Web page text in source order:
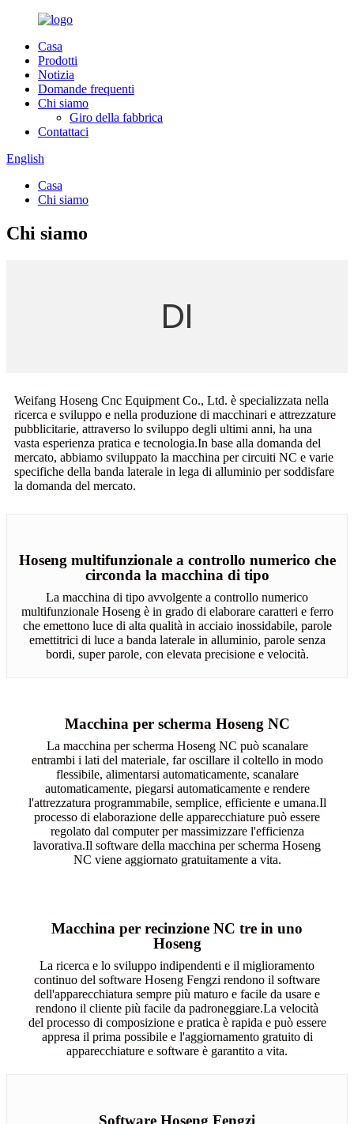
Casa
Prodotti
Notizia
Domande frequenti
Chi siamo
Giro della fabbrica
Contattaci
English
Casa
Chi siamo
Chi siamo
DI
Weifang Hoseng Cnc Equipment Co., Ltd. è specializzata nella
ricerca e sviluppo e nella produzione di macchinari e attrezzature
pubblicitarie, attraverso lo sviluppo degli ultimi anni, ha una
vasta esperienza pratica e tecnologia.In base alla domanda del
mercato, abbiamo sviluppato la macchina per circuiti NC e varie
specifiche della banda laterale in lega di alluminio per soddisfare
la domanda del mercato.
Hoseng multifunzionale a controllo numerico che
circonda la macchina di tipo
La macchina di tipo avvolgente a controllo numerico
multifunzionale Hoseng è in grado di elaborare caratteri e ferro
che emettono luce di alta qualità in acciaio inossidabile, parole
emettitrici di luce a banda laterale in alluminio, parole senza
bordi, super parole, con elevata precisione e velocità.
Macchina per scherma Hoseng NC
La macchina per scherma Hoseng NC può scanalare
entrambi i lati del materiale, far oscillare il coltello in modo
flessibile, alimentarsi automaticamente, scanalare
automaticamente, piegarsi automaticamente e rendere
l'attrezzatura programmabile, semplice, efficiente e umana.Il
processo di elaborazione delle apparecchiature può essere
regolato dal computer per massimizzare l'efficienza
lavorativa.Il software della macchina per scherma Hoseng
NC viene aggiornato gratuitamente a vita.
Macchina per recinzione NC tre in uno
Hoseng
La ricerca e lo sviluppo indipendenti e il miglioramento
continuo del software Hoseng Fengzi rendono il software
dell'apparecchiatura sempre più maturo e facile da usare e
rendono il cliente più facile da padroneggiare.La velocità
del processo di composizione e pratica è rapida e può essere
appresa il prima possibile e l'aggiornamento gratuito di
apparecchiature e software è garantito a vita.
Software Hoseng Fengzi